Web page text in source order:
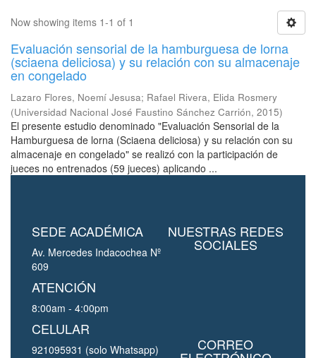
Now showing items 1-1 of 1
Evaluación sensorial de la hamburguesa de lorna
(sciaena deliciosa) y su relación con su almacenaje
en congelado
Lazaro Flores, Noemí Jesusa; Rafael Rivera, Elida Rosmery
(Universidad Nacional José Faustino Sánchez Carrión, 2015)
El presente estudio denominado "Evaluación Sensorial de la
Hamburguesa de lorna (Sciaena deliciosa) y su relación con su
almacenaje en congelado" se realizó con la participación de
jueces no entrenados (59 jueces) aplicando ...
SEDE ACADÉMICA
Av. Mercedes Indacochea Nº
609
ATENCIÓN
8:00am - 4:00pm
CELULAR
921095931 (solo Whatsapp)
NUESTRAS REDES
SOCIALES
CORREO